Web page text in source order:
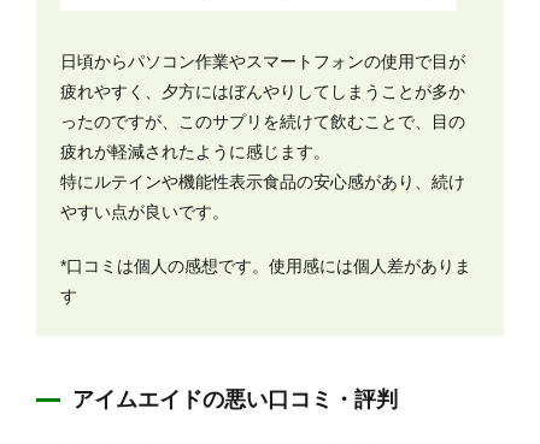
日頃からパソコン作業やスマートフォンの使用で目が
疲れやすく、夕方にはぼんやりしてしまうことが多か
ったのですが、このサプリを続けて飲むことで、目の
疲れが軽減されたように感じます。
特にルテインや機能性表示食品の安心感があり、続け
やすい点が良いです。
*口コミは個人の感想です。使用感には個人差がありま
す
アイムエイドの悪い口コミ・評判